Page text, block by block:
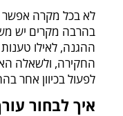
לא בכל מקרה אפשר
בהרבה מקרים יש
ההגנה, לאילו
החקירה, ולשאלה
לפעול בכיוון אחר
איך לבחור